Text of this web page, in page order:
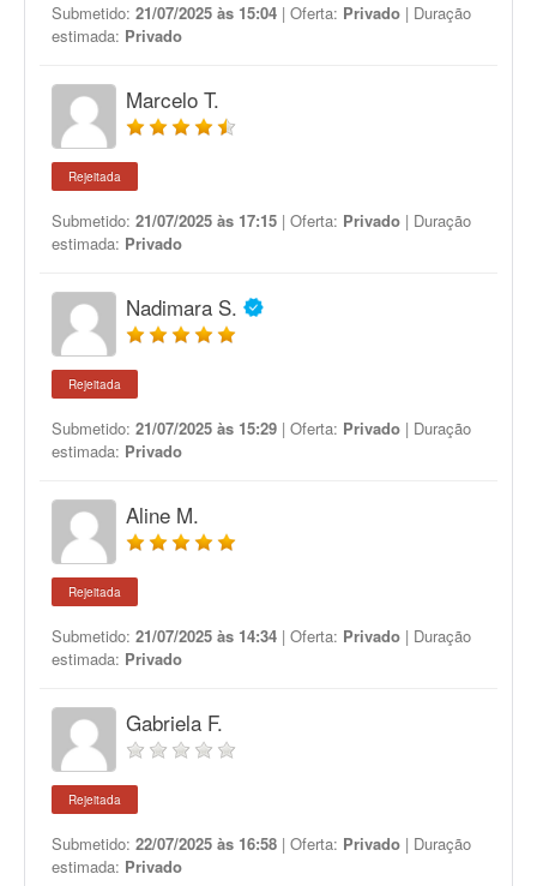
Submetido: 21/07/2025 às 15:04 | Oferta: Privado | Duração
estimada: Privado
Marcelo T.
Rejeitada
Submetido: 21/07/2025 às 17:15 | Oferta: Privado | Duração
estimada: Privado
Nadimara S.
Rejeitada
Submetido: 21/07/2025 às 15:29 | Oferta: Privado | Duração
estimada: Privado
Aline M.
Rejeitada
Submetido: 21/07/2025 às 14:34 | Oferta: Privado | Duração
estimada: Privado
Gabriela F.
Rejeitada
Submetido: 22/07/2025 às 16:58 | Oferta: Privado | Duração
estimada: Privado